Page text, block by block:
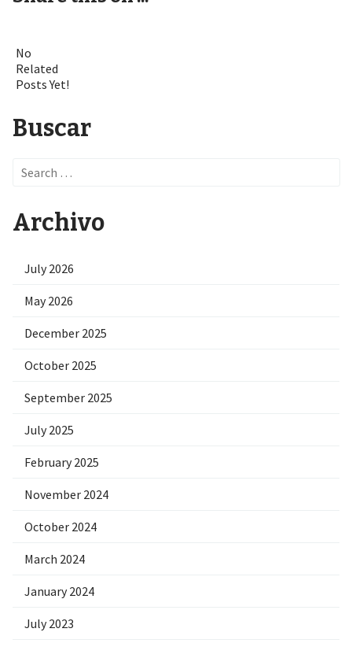
No
Related
Posts Yet!
Buscar
Search
Archivo
July 2026
May 2026
December 2025
October 2025
September 2025
July 2025
February 2025
November 2024
October 2024
March 2024
January 2024
July 2023